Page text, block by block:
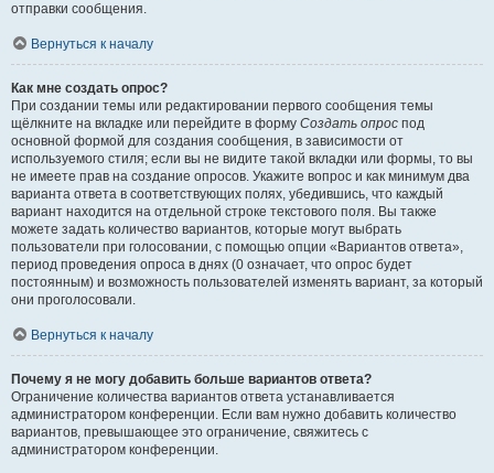
отправки сообщения.
Вернуться к началу
Как мне создать опрос?
При создании темы или редактировании первого сообщения темы
щёлкните на вкладке или перейдите в форму Создать опрос под
основной формой для создания сообщения, в зависимости от
используемого стиля; если вы не видите такой вкладки или формы, то вы
не имеете прав на создание опросов. Укажите вопрос и как минимум два
варианта ответа в соответствующих полях, убедившись, что каждый
вариант находится на отдельной строке текстового поля. Вы также
можете задать количество вариантов, которые могут выбрать
пользователи при голосовании, с помощью опции «Вариантов ответа»,
период проведения опроса в днях (0 означает, что опрос будет
постоянным) и возможность пользователей изменять вариант, за который
они проголосовали.
Вернуться к началу
Почему я не могу добавить больше вариантов ответа?
Ограничение количества вариантов ответа устанавливается
администратором конференции. Если вам нужно добавить количество
вариантов, превышающее это ограничение, свяжитесь с
администратором конференции.